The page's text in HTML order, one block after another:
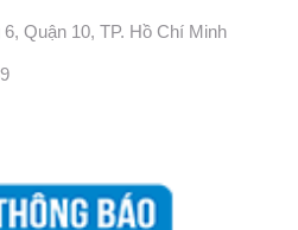
Quận 10, TP. Hồ Chí Minh